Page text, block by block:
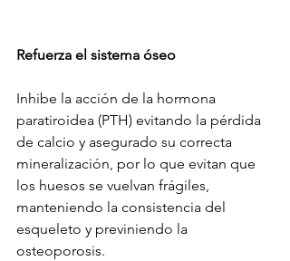
Refuerza el sistema óseo
Inhibe la acción de la hormona
paratiroidea (PTH) evitando la pérdida
de calcio y asegurado su correcta
mineralización, por lo que evitan que
los huesos se vuelvan frágiles,
manteniendo la consistencia del
esqueleto y previniendo la
osteoporosis.